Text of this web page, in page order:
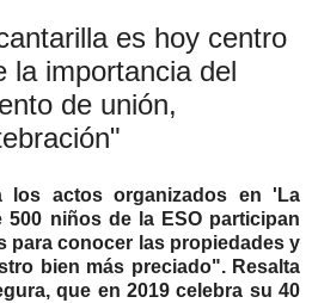
es hoy centro
la importancia del
de unión,
los actos organizados en 'La
500 niños de la ESO participan
para conocer las propiedades y
bien más preciado". Resalta
que en 2019 celebra su 40